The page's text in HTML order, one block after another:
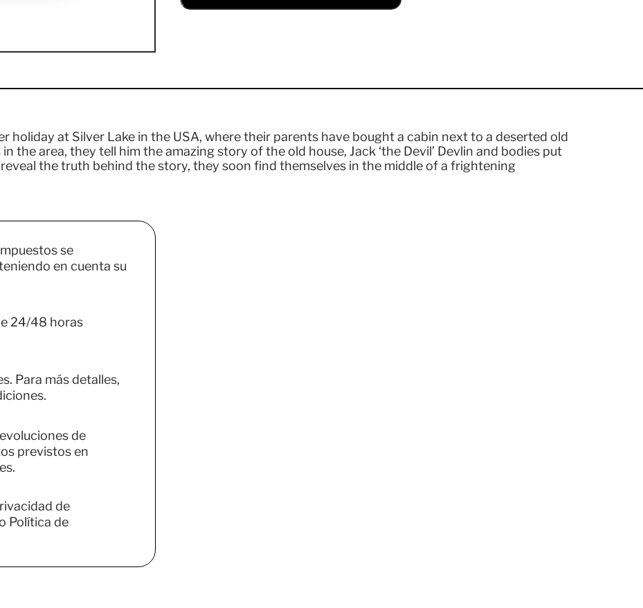
holiday at Silver Lake in the USA, where their parents have bought a cabin next to a deserted old
the area, they tell him the amazing story of the old house, Jack ‘the Devil’ Devlin and bodies put
the truth behind the story, they soon find themselves in the middle of a frightening
se
en cuenta su
24/48 horas
Para más detalles,
de
previstos en
de
Política de